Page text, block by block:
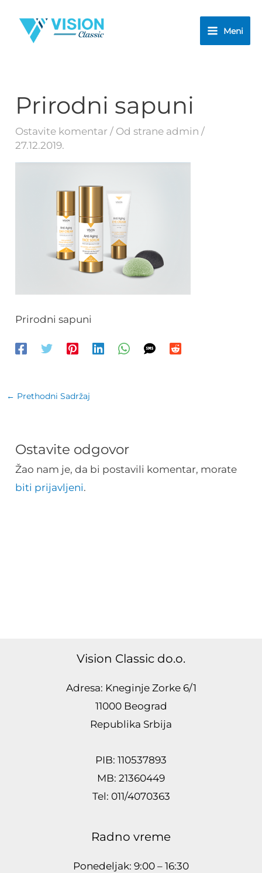
sadržaj
Meni
Prirodni sapuni
Ostavite komentar / Od strane admin/
27.12.2019.
Prirodni sapuni
← Prethodni Sadržaj
Ostavite odgovor
Žao nam je, da bi postavili komentar, morate
biti prijavljeni.
Vision Classic do.o.
Adresa: Kneginje Zorke 6/1
11000 Beograd
Republika Srbija
PIB: 110537893
MB: 21360449
Tel: 011/4070363
Radno vreme
Ponedeljak: 9:00 – 16:30